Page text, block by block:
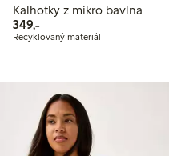
Kalhotky z mikro bavlna
349,-349,00 Kč
Recyklovaný materiál